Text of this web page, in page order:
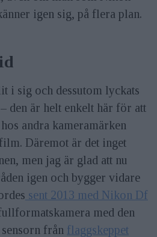
igen sig, på flera plan.
i sig och dessutom lyckats
den är helt enkelt här för att
andra kameramärken
Däremot är det inget
men jag är glad att nu
igen och bygger vidare
sent 2013 med Nikon Df
med den
sensorn från flaggskeppet